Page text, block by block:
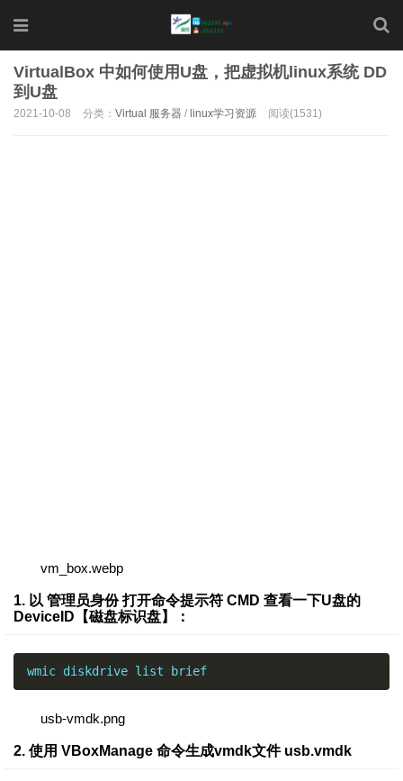
VirtualBox 中如何使用U盘，把虚拟机linux系统 DD
到U盘
2021-10-08 分类： Virtual 服务器 / linux学习资源 阅读(1531)
vm_box.webp
1. 以 管理员身份 打开命令提示符 CMD 查看一下U盘的
DeviceID【磁盘标识盘】：
wmic diskdrive list brief
usb-vmdk.png
2. 使用 VBoxManage 命令生成vmdk文件 usb.vmdk